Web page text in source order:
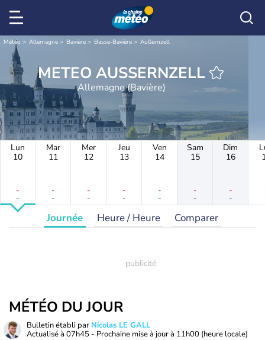
Météo Allemagne Bavière Basse-Bavière Außernzell
METEO AUSSERNZELL
Allemagne (Bavière)
Lun
10
-
-
Mar
11
-
-
Mer
12
-
-
Jeu
13
-
-
Ven
14
-
-
Sam
15
-
-
Dim
16
-
-
Journée Heure / Heure Comparer
MÉTÉO DU JOUR
Bulletin établi par Nicolas LE GALL
Actualisé à 07h45 - Prochaine mise à jour à 11h00 (heure locale)